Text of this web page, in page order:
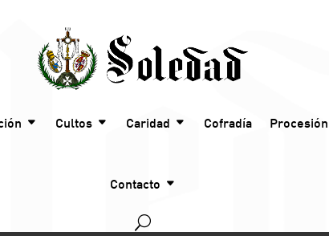
Cultos Caridad Cofradía
Contacto